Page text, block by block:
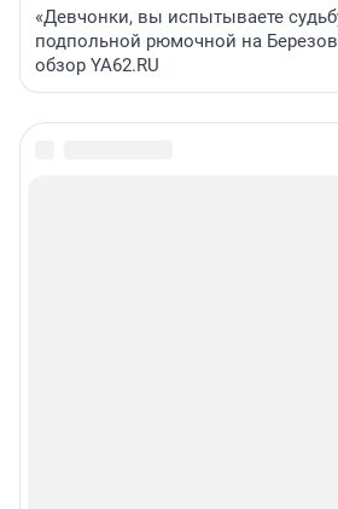
«Девчонки, вы испытываете
подпольной рюмочной на
обзор YA62.RU